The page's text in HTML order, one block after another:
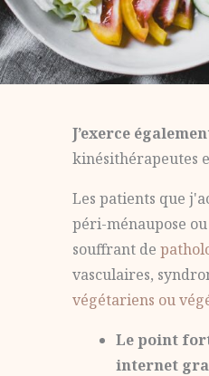
J’exerce
kinésithérapeutes
Les patients que
péri-ménaupose
souffrant de
vasculaires,
végétariens ou
Le point
internet